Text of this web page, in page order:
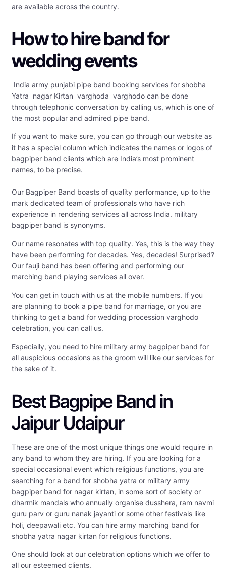
are available across the country.
How to hire band for
wedding events
India army punjabi pipe band booking services for shobha
Yatra nagar Kirtan varghoda varghodo can be done
through telephonic conversation by calling us, which is one of
the most popular and admired pipe band.
If you want to make sure, you can go through our website as
it has a special column which indicates the names or logos of
bagpiper band clients which are India’s most prominent
names, to be precise.
Our Bagpiper Band boasts of quality performance, up to the
mark dedicated team of professionals who have rich
experience in rendering services all across India. military
bagpiper band is synonyms.
Our name resonates with top quality. Yes, this is the way they
have been performing for decades. Yes, decades! Surprised?
Our fauji band has been offering and performing our
marching band playing services all over.
You can get in touch with us at the mobile numbers. If you
are planning to book a pipe band for marriage, or you are
thinking to get a band for wedding procession varghodo
celebration, you can call us.
Especially, you need to hire military army bagpiper band for
all auspicious occasions as the groom will like our services for
the sake of it.
Best Bagpipe Band in
Jaipur Udaipur
These are one of the most unique things one would require in
any band to whom they are hiring. If you are looking for a
special occasional event which religious functions, you are
searching for a band for shobha yatra or military army
bagpiper band for nagar kirtan, in some sort of society or
dharmik mandals who annually organise dusshera, ram navmi
guru parv or guru nanak jayanti or some other festivals like
holi, deepawali etc. You can hire army marching band for
shobha yatra nagar kirtan for religious functions.
One should look at our celebration options which we offer to
all our esteemed clients.